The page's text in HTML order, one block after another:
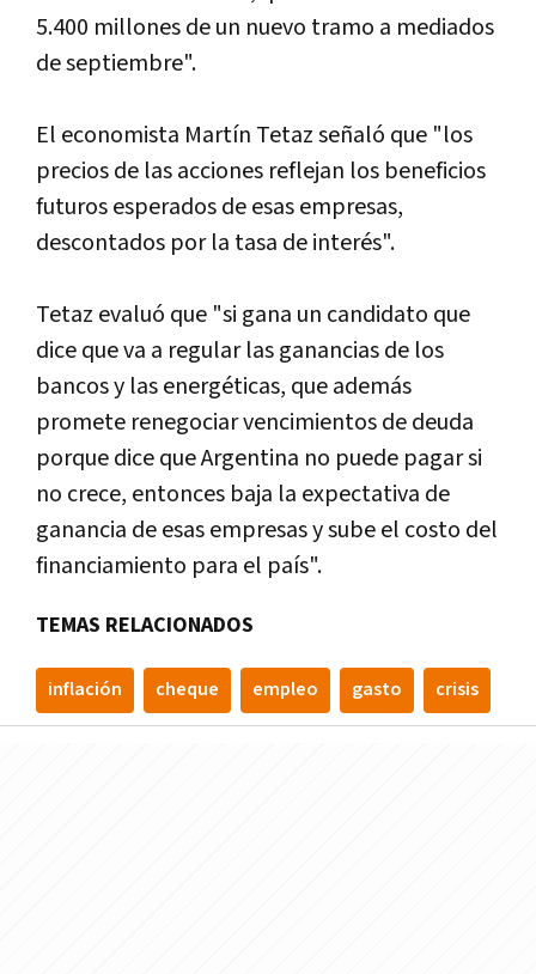
5.400 millones de un nuevo tramo a mediados
de septiembre".
El economista Martín Tetaz señaló que "los
precios de las acciones reflejan los beneficios
futuros esperados de esas empresas,
descontados por la tasa de interés".
Tetaz evaluó que "si gana un candidato que
dice que va a regular las ganancias de los
bancos y las energéticas, que además
promete renegociar vencimientos de deuda
porque dice que Argentina no puede pagar si
no crece, entonces baja la expectativa de
ganancia de esas empresas y sube el costo del
financiamiento para el país".
TEMAS RELACIONADOS
inflación cheque empleo gasto crisis